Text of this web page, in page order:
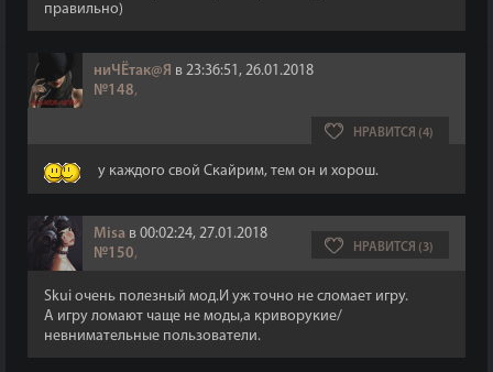
правильно)
ниЧЁтак@Я в 23:36:51, 26.01.2018
№148,
НРАВИТСЯ (4)
у каждого свой Скайрим, тем он и хорош.
Misa в 00:02:24, 27.01.2018
№150, НРАВИТСЯ (3)
Skui очень полезный мод.И уж точно не сломает игру.
А игру ломают чаще не моды,а криворукие/
невнимательные пользователи.